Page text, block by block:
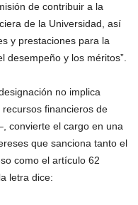
de contribuir a la
de la Universidad, así
y prestaciones para la
desempeño y los méritos”.
no implica
financieros de
convierte el cargo en una
que sanciona tanto el
como el artículo 62
letra dice: